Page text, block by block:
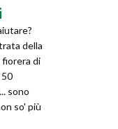
della
fiorera di
sono
so' più